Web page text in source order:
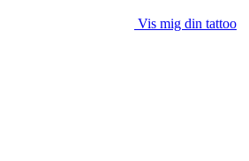
Vis mig din tattoo